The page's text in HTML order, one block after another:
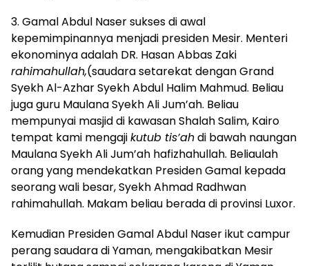
3. Gamal Abdul Naser sukses di awal
kepemimpinannya menjadi presiden Mesir. Menteri
ekonominya adalah DR. Hasan Abbas Zaki
rahimahullah,(saudara setarekat dengan Grand
Syekh Al-Azhar Syekh Abdul Halim Mahmud. Beliau
juga guru Maulana Syekh Ali Jum’ah. Beliau
mempunyai masjid di kawasan Shalah Salim, Kairo
tempat kami mengajikutub tis’ahdi bawah naungan
Maulana Syekh Ali Jum’ah hafizhahullah. Beliaulah
orang yang mendekatkan Presiden Gamal kepada
seorang wali besar, Syekh Ahmad Radhwan
rahimahullah. Makam beliau berada di provinsi Luxor.
Kemudian Presiden Gamal Abdul Naser ikut campur
perang saudara di Yaman, mengakibatkan Mesir